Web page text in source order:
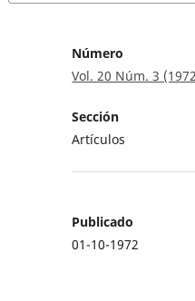
Número
Vol. 20 Núm. 3
Sección
Artículos
Publicado
01-10-1972